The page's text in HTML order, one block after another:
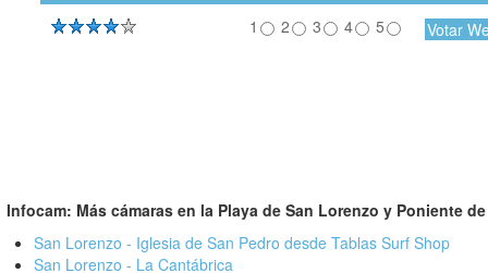
1 2 3 4 5
Infocam: Más cámaras en la Playa de San Lorenzo y Poniente
San Lorenzo - Iglesia de San Pedro desde Tablas Surf Shop
San Lorenzo - La Cantábrica